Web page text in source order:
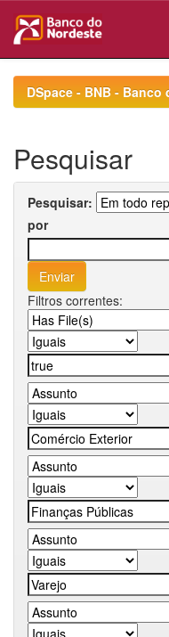
navigationDSpace - BNB -
Pesquisar
Pesquisar:
por
Filtros correntes: